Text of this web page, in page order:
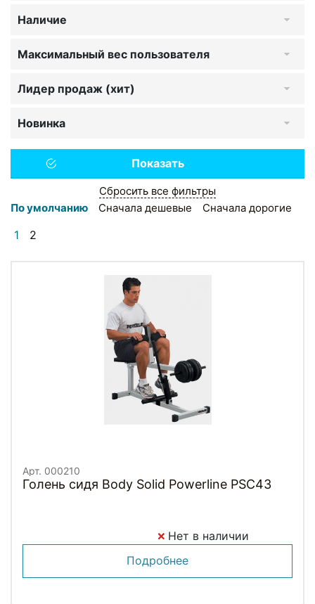
Наличие
Максимальный вес пользователя
Лидер продаж (хит)
Новинка
Сбросить все фильтры
По умолчанию
Сначала дешевые Сначала дорогие
1 2
Арт. 000210
Голень сидя Body Solid Powerline PSC43
Нет в наличии
Подробнее